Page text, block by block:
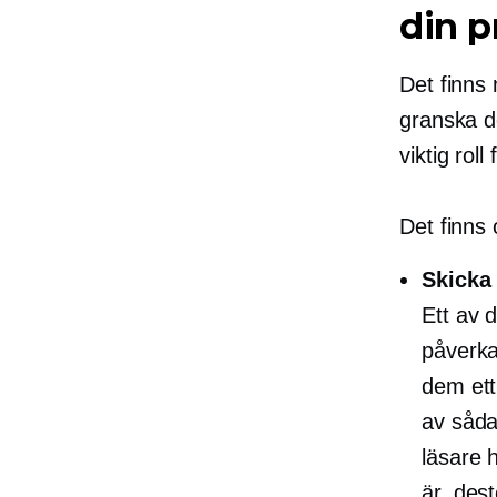
din
Det finns
granska
viktig roll
Det finns
Skicka
Ett av
dem
av
läsare